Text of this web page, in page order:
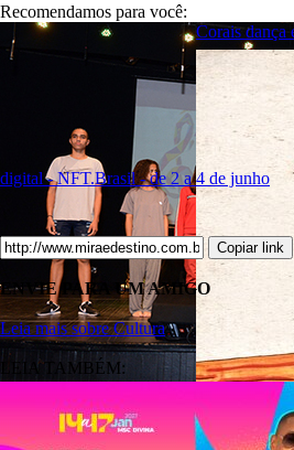
Recomendamos para você:
Corais dança
digital - NFT.Brasil - de 2 a 4 de junho
Copiar link
ENVIE PARA UM AMIGO
Leia mais sobre Cultura
LEIA TAMBÉM: